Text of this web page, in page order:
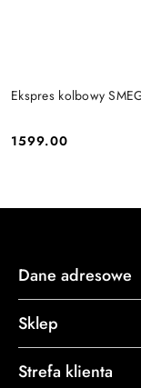
Ekspres kolbowy
Cena:
1599.00
Dane adresowe
Sklep
Strefa klienta